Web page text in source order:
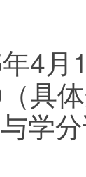
4
具
学